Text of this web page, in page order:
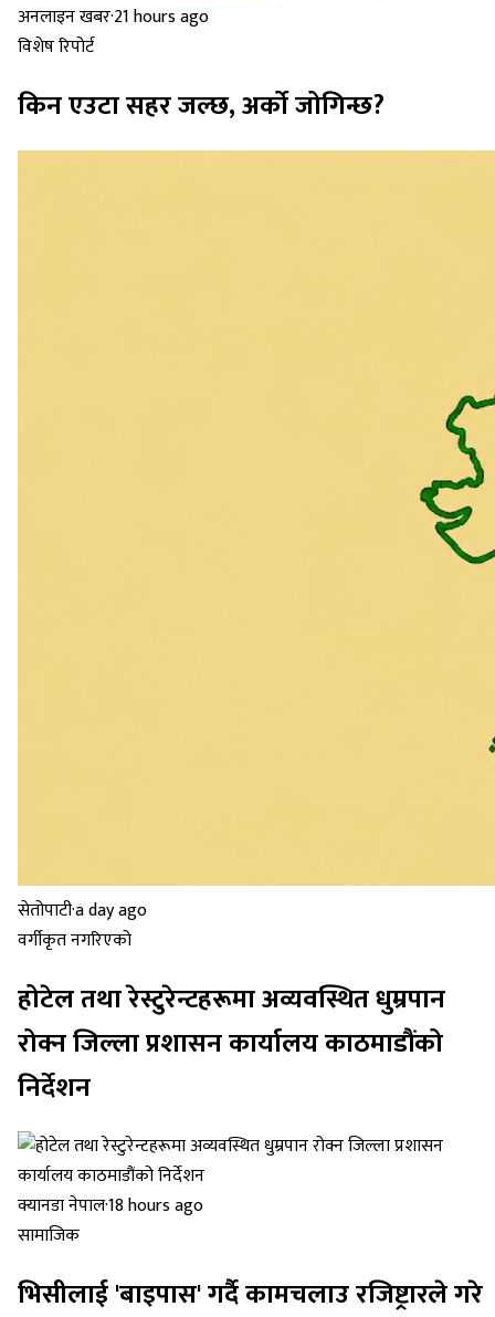
अनलाइन खबर·21 hours ago
विशेष रिपोर्ट
किन एउटा सहर जल्छ, अर्को जोगिन्छ?
सेतोपाटी·a day ago
वर्गीकृत नगरिएको
होटेल तथा रेस्टुरेन्टहरूमा अव्यवस्थित धुम्रपान
रोक्न जिल्ला प्रशासन कार्यालय काठमाडौंको
निर्देशन
क्यानडा नेपाल·18 hours ago
सामाजिक
भिसीलाई 'बाइपास' गर्दै कामचलाउ रजिष्ट्रारले गरे